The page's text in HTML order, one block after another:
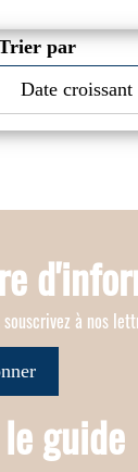
par
à nos
guide